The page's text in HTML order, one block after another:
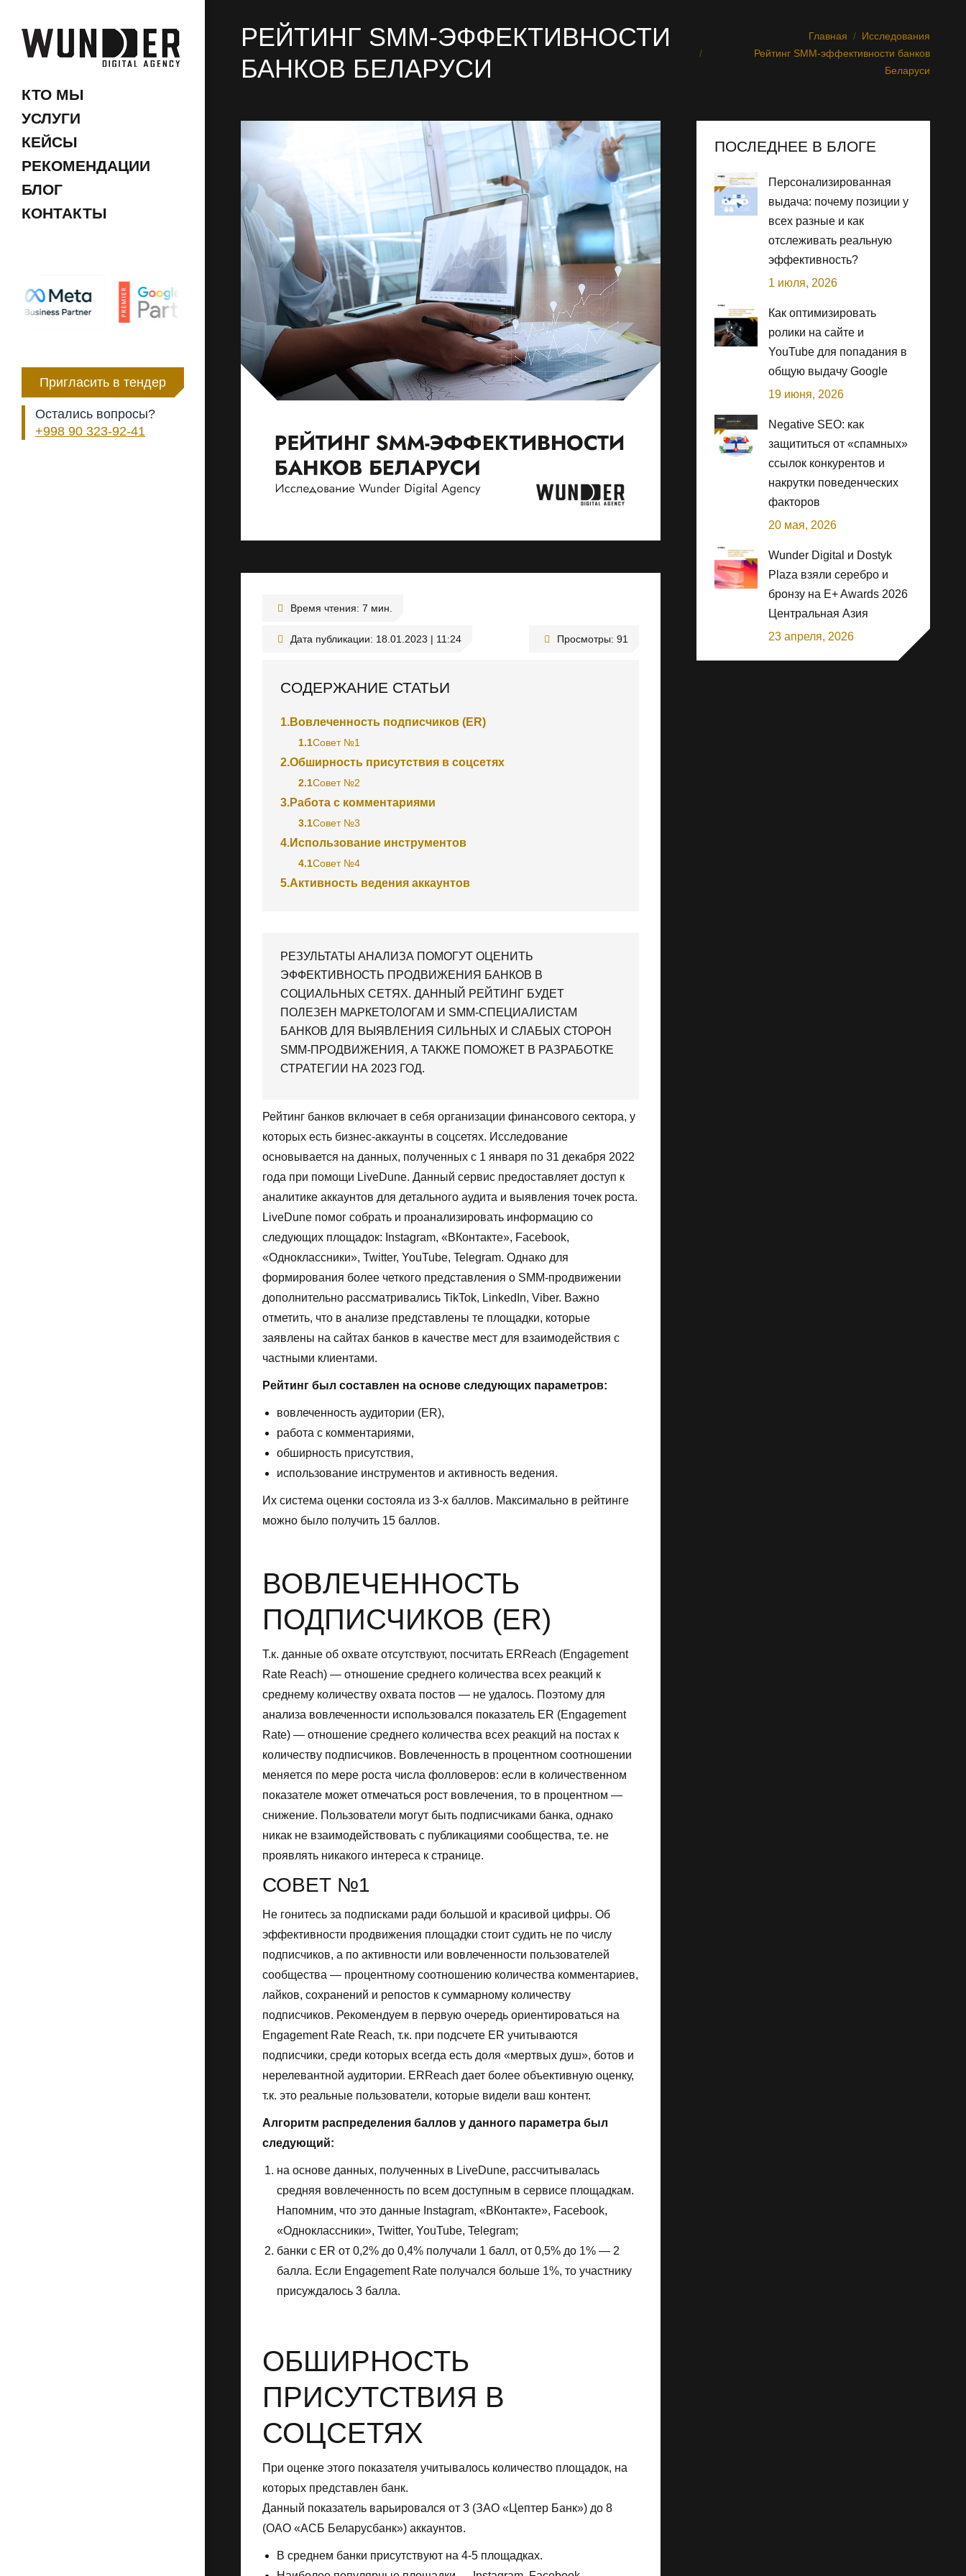
КТО МЫ
УСЛУГИ
КЕЙСЫ
РЕКОМЕНДАЦИИ
БЛОГ
КОНТАКТЫ
Пригласить в тендер
Остались вопросы?
+998 90 323-92-41
РЕЙТИНГ SMM-ЭФФЕКТИВНОСТИ
БАНКОВ БЕЛАРУСИ
Главная
Исследования
Рейтинг SMM-эффективности банков
Беларуси
Время чтения:
Дата публикации: 18.01.2023 | 11:24 Просмотры: 91
СОДЕРЖАНИЕ СТАТЬИ
1.Вовлеченность подписчиков (ER)
1.1Совет №1
2.Обширность присутствия в соцсетях
2.1Совет №2
3.Работа с комментариями
3.1Совет №3
4.Использование инструментов
4.1Совет №4
5.Активность ведения аккаунтов
РЕЗУЛЬТАТЫ АНАЛИЗА ПОМОГУТ ОЦЕНИТЬ
ЭФФЕКТИВНОСТЬ ПРОДВИЖЕНИЯ БАНКОВ В
СОЦИАЛЬНЫХ СЕТЯХ. ДАННЫЙ РЕЙТИНГ БУДЕТ
ПОЛЕЗЕН МАРКЕТОЛОГАМ И SMM-СПЕЦИАЛИСТАМ
БАНКОВ ДЛЯ ВЫЯВЛЕНИЯ СИЛЬНЫХ И СЛАБЫХ СТОРОН
SMM-ПРОДВИЖЕНИЯ, А ТАКЖЕ ПОМОЖЕТ В РАЗРАБОТКЕ
СТРАТЕГИИ НА 2023 ГОД.
Рейтинг банков включает в себя организации финансового сектора, у
которых есть бизнес-аккаунты в соцсетях. Исследование
основывается на данных, полученных с 1 января по 31 декабря 2022
года при помощи LiveDune. Данный сервис предоставляет доступ к
аналитике аккаунтов для детального аудита и выявления точек роста.
LiveDune помог собрать и проанализировать информацию со
следующих площадок: Instagram, «ВКонтакте», Facebook,
«Одноклассники», Twitter, YouTube, Telegram. Однако для
формирования более четкого представления о SMM-продвижении
дополнительно рассматривались TikTok, LinkedIn, Viber. Важно
отметить, что в анализе представлены те площадки, которые
заявлены на сайтах банков в качестве мест для взаимодействия с
частными клиентами.
Рейтинг был составлен на основе следующих параметров:
вовлеченность аудитории (ER),
работа с комментариями,
обширность присутствия,
использование инструментов и активность ведения.
Их система оценки состояла из 3-х баллов. Максимально в рейтинге
можно было получить 15 баллов.
ВОВЛЕЧЕННОСТЬ
ПОДПИСЧИКОВ (ER)
Т.к. данные об охвате отсутствуют, посчитать ERReach (Engagement
Rate Reach) — отношение среднего количества всех реакций к
среднему количеству охвата постов — не удалось. Поэтому для
анализа вовлеченности использовался показатель ER (Engagement
Rate) — отношение среднего количества всех реакций на постах к
количеству подписчиков. Вовлеченность в процентном соотношении
меняется по мере роста числа фолловеров: если в количественном
показателе может отмечаться рост вовлечения, то в процентном —
снижение. Пользователи могут быть подписчиками банка, однако
никак не взаимодействовать с публикациями сообщества, т.е. не
проявлять никакого интереса к странице.
СОВЕТ №1
Не гонитесь за подписками ради большой и красивой цифры. Об
эффективности продвижения площадки стоит судить не по числу
подписчиков, а по активности или вовлеченности пользователей
сообщества — процентному соотношению количества комментариев,
лайков, сохранений и репостов к суммарному количеству
подписчиков. Рекомендуем в первую очередь ориентироваться на
Engagement Rate Reach, т.к. при подсчете ER учитываются
подписчики, среди которых всегда есть доля «мертвых душ», ботов и
нерелевантной аудитории. ERReach дает более объективную оценку,
т.к. это реальные пользователи, которые видели ваш контент.
Алгоритм распределения баллов у данного параметра был
следующий:
на основе данных, полученных в LiveDune, рассчитывалась
средняя вовлеченность по всем доступным в сервисе площадкам.
Напомним, что это данные Instagram, «ВКонтакте», Facebook,
«Одноклассники», Twitter, YouTube, Telegram;
банки с ER от 0,2% до 0,4% получали 1 балл, от 0,5% до 1% — 2
балла. Если Engagement Rate получался больше 1%, то участнику
присуждалось 3 балла.
ОБШИРНОСТЬ
ПРИСУТСТВИЯ В
СОЦСЕТЯХ
При оценке этого показателя учитывалось количество площадок, на
которых представлен банк.
Данный показатель варьировался от 3 (ЗАО «Цептер Банк») до 8
(ОАО «АСБ Беларусбанк») аккаунтов.
В среднем банки присутствуют на 4-5 площадках.
ПОСЛЕДНЕЕ В БЛОГЕ
Персонализированная
выдача: почему позиции у
всех разные и как
отслеживать реальную
эффективность?
1 июля, 2026
Как оптимизировать
ролики на сайте и
YouTube для попадания в
общую выдачу Google
19 июня, 2026
Negative SEO: как
защититься от «спамных»
ссылок конкурентов и
накрутки поведенческих
факторов
20 мая, 2026
Wunder Digital и Dostyk
Plaza взяли серебро и
бронзу на E+ Awards 2026
Центральная Азия
23 апреля, 2026